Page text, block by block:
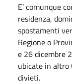
E’ comunque
residenza,
spostamenti
Regione o
e 26 dicembre
ubicate in altro
divieti.